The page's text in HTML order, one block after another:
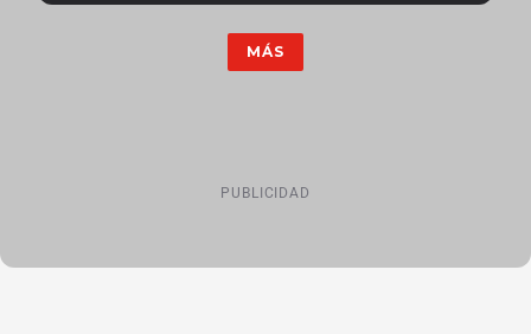
MÁS
PUBLICIDAD